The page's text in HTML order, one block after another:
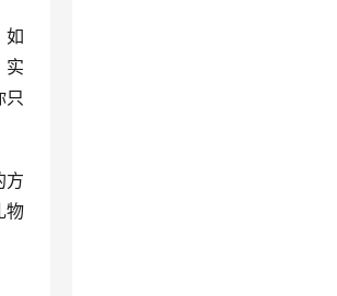
如
实
只
方
物